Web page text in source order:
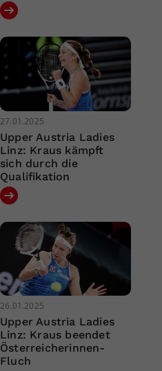
27.01.2025
Upper Austria Ladies
Linz: Kraus kämpft
sich durch die
Qualifikation
26.01.2025
Upper Austria Ladies
Linz: Kraus beendet
Österreicherinnen-
Fluch